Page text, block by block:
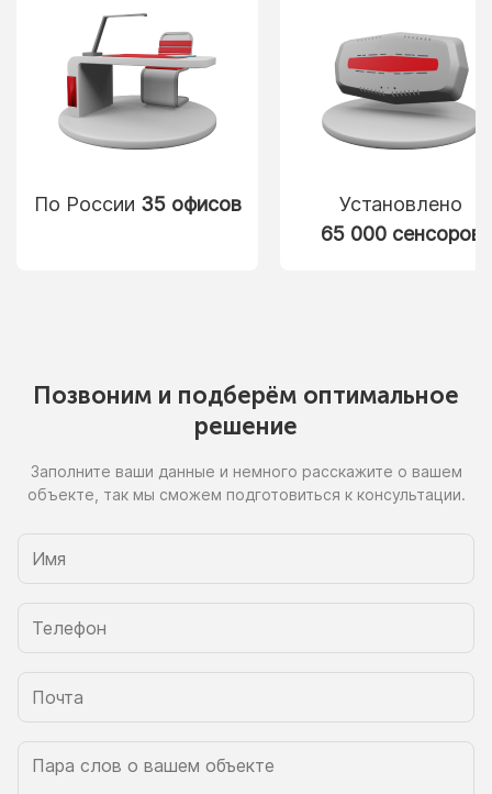
По России 35 офисов
Установлено
65 000 сенсоров
Позвоним и подберём оптимальное
решение
Заполните ваши данные и немного расскажите о вашем
объекте, так мы сможем подготовиться к консультации.